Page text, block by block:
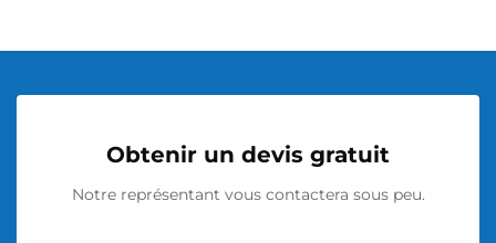
Obtenir un devis gratuit
Notre représentant vous contactera sous peu.